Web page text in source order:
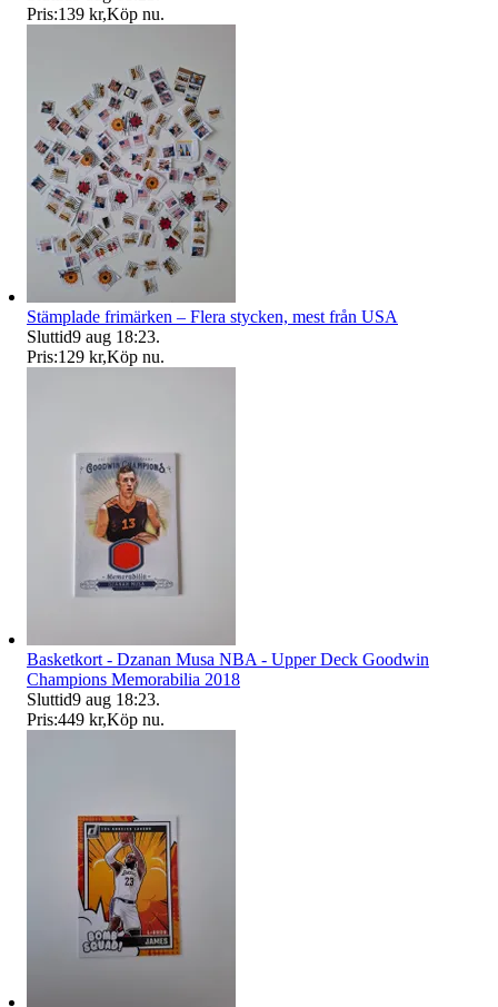
Pris:139 kr,Köp nu.
Stämplade frimärken – Flera stycken, mest från USA
Sluttid9 aug 18:23.
Pris:129 kr,Köp nu.
Basketkort - Dzanan Musa NBA - Upper Deck Goodwin
Champions Memorabilia 2018
Sluttid9 aug 18:23.
Pris:449 kr,Köp nu.